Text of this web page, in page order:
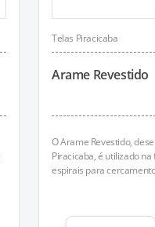
Telas Piracicaba
Arame Revestido
O Arame Revestido,
Piracicaba, é utilizado
espirais para